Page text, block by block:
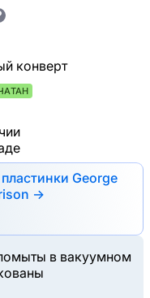
конверт
George
→
в вакуумном